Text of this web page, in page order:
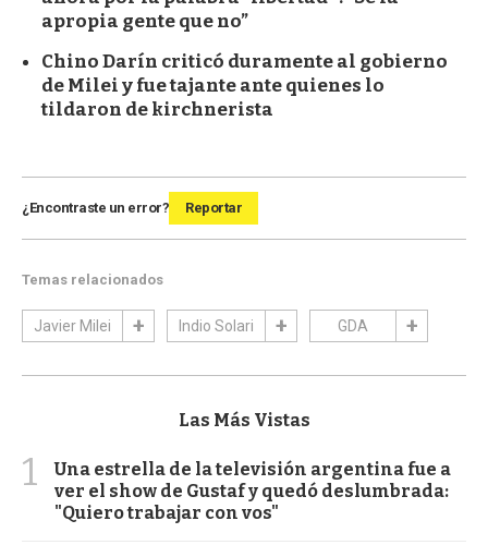
apropia gente que no”
Chino Darín criticó duramente al gobierno
de Milei y fue tajante ante quienes lo
tildaron de kirchnerista
¿Encontraste un error? Reportar
Temas relacionados
Javier Milei Indio Solari GDA
Las Más Vistas
1
Una estrella de la televisión argentina fue a
ver el show de Gustaf y quedó deslumbrada:
"Quiero trabajar con vos"